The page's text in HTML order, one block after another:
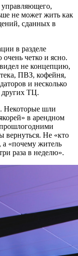
управляющего,
не может жить как
сданных в
в разделе
четко и ясно.
не концепцию,
ПВЗ, кофейня,
и несколько
других ТЦ.
Некоторые шли
в арендном
прошлогодними
вернуться. Не «кто
а «почему житель
раза в неделю».